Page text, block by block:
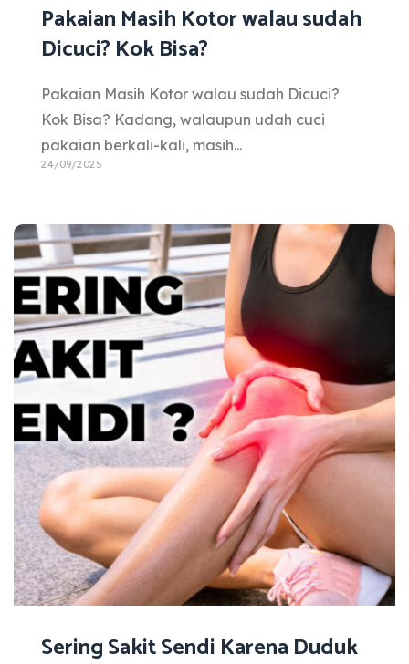
Pakaian Masih Kotor walau sudah
Dicuci? Kok Bisa?
Pakaian Masih Kotor walau sudah Dicuci?
Kok Bisa? Kadang, walaupun udah cuci
pakaian berkali-kali, masih...
24/09/2025
Sering Sakit Sendi Karena Duduk